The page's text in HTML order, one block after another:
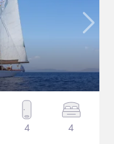
4 4